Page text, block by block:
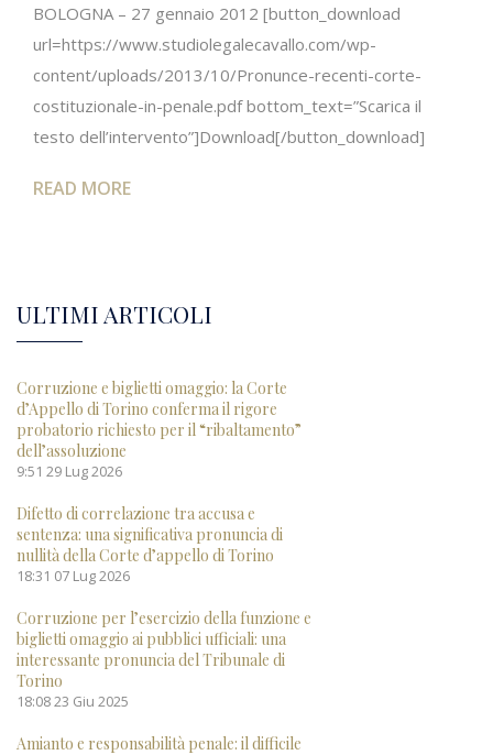
BOLOGNA – 27 gennaio 2012 [button_download
url=https://www.studiolegalecavallo.com/wp-
content/uploads/2013/10/Pronunce-recenti-corte-
costituzionale-in-penale.pdf bottom_text=”Scarica il
testo dell’intervento”]Download[/button_download]
READ MORE
ULTIMI ARTICOLI
Corruzione e biglietti omaggio: la Corte
d’Appello di Torino conferma il rigore
probatorio richiesto per il “ribaltamento”
dell’assoluzione
9:51 29 Lug 2026
Difetto di correlazione tra accusa e
sentenza: una significativa pronuncia di
nullità della Corte d’appello di Torino
18:31 07 Lug 2026
Corruzione per l’esercizio della funzione e
biglietti omaggio ai pubblici ufficiali: una
interessante pronuncia del Tribunale di
Torino
18:0823 Giu 2025
Amianto e responsabilità penale: il difficile